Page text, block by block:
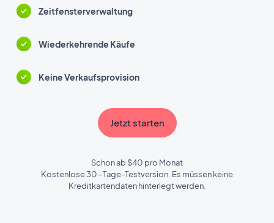
Zeitfensterverwaltung
Wiederkehrende Käufe
Keine Verkaufsprovision
Jetzt starten
Schon ab $40 pro Monat
Kostenlose 30-Tage-Testversion. Es müssen keine
Kreditkartendaten hinterlegt werden.